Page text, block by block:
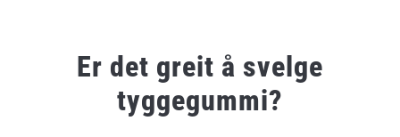
Er det greit å svelge
tyggegummi?